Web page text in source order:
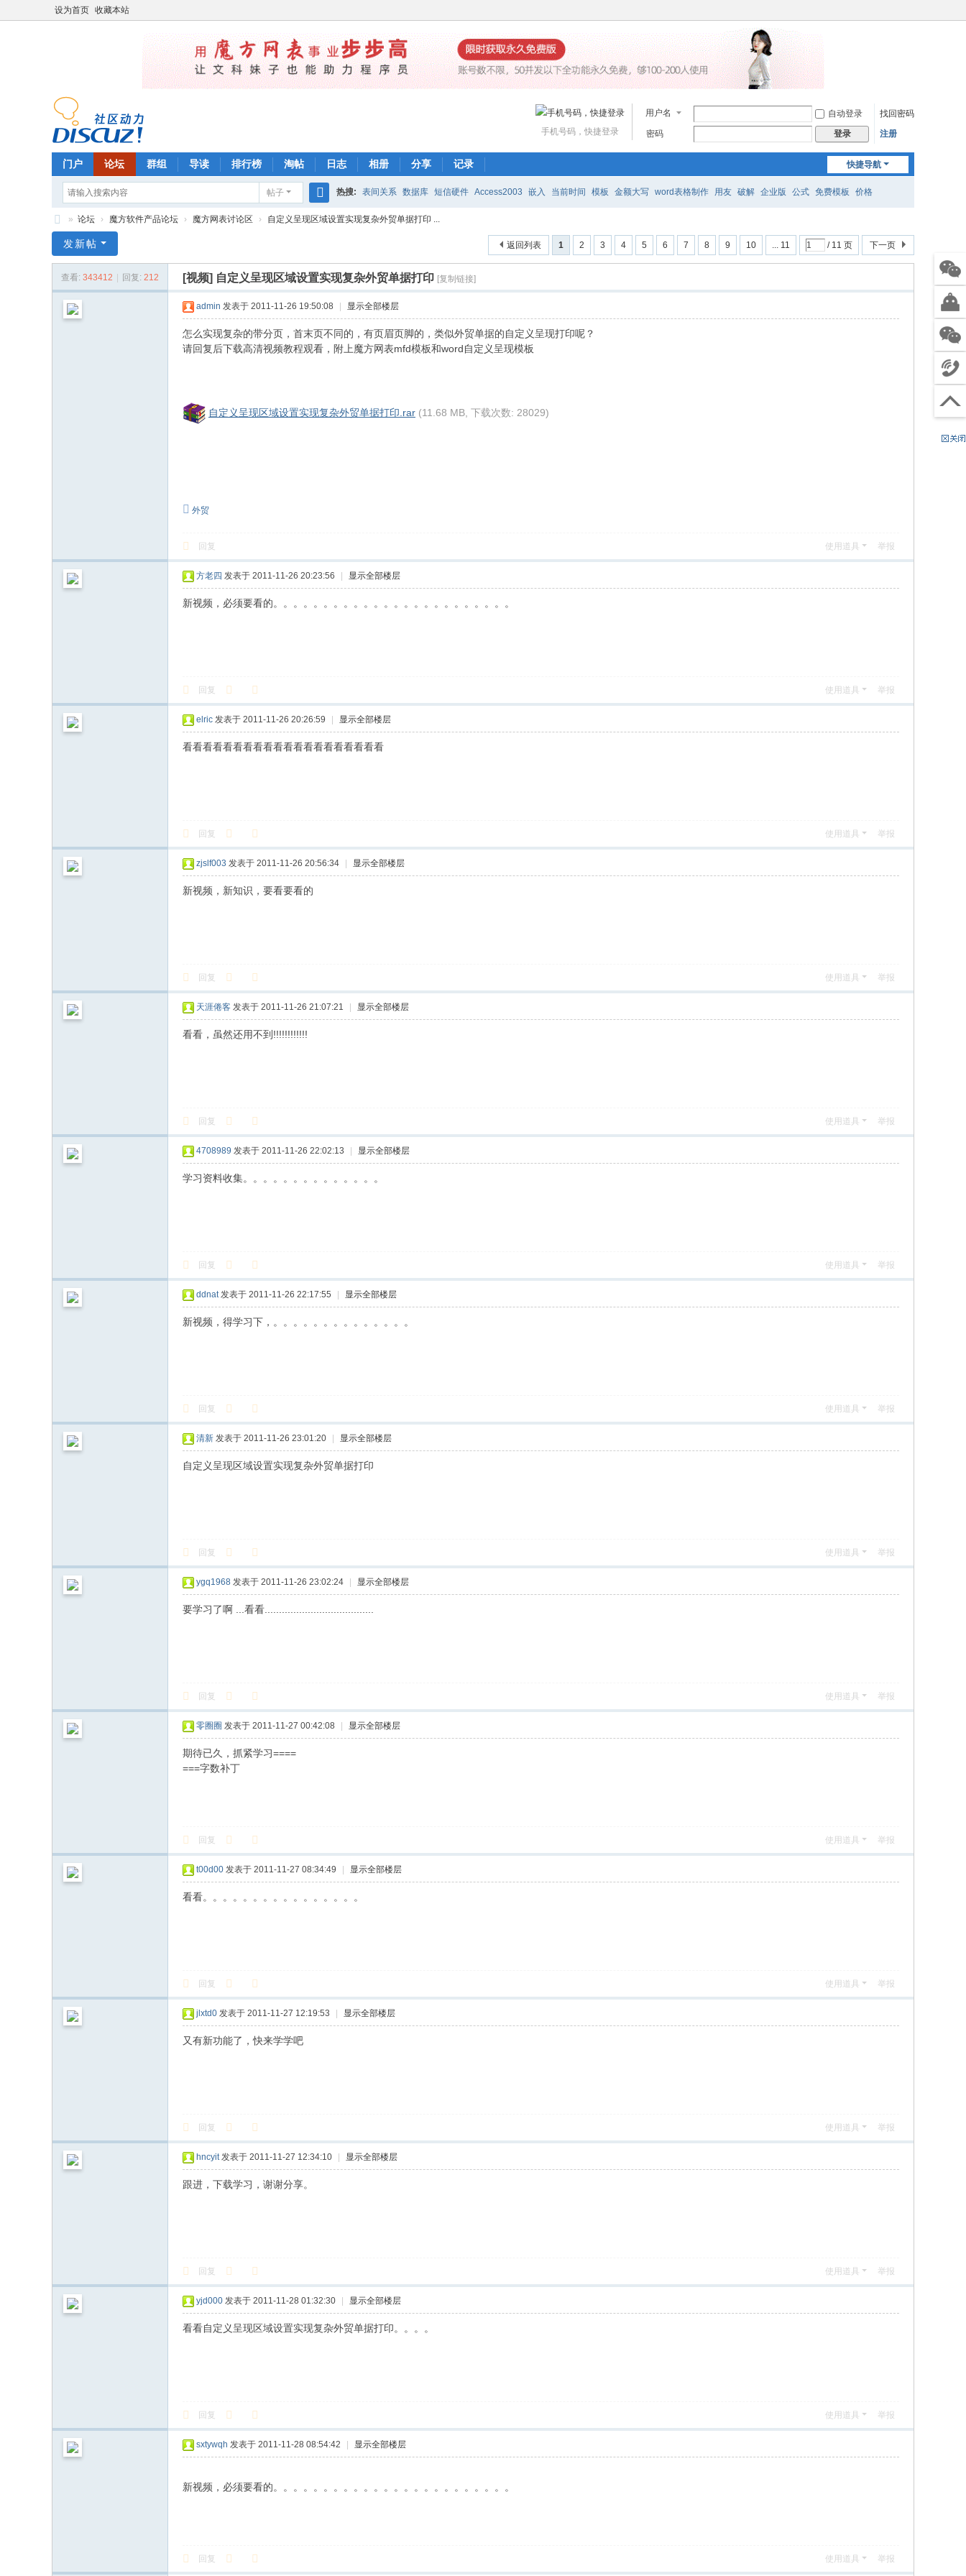
设为首页 收藏本站
用户名 自动登录
找回密码
密码
登录 注册
手机号码，快捷登录
快捷导航
门户 论坛 群组 导读 排行榜 淘帖 日志 相册 分享 记录
帖子
搜
热搜: 表间关系 数据库 短信硬件 Access2003 嵌入 当前时间 模板 金额大写 word表格制作 用友 破解 企业版 公式 免费模板 价格
魔方网表价格 编辑公式 打印
方
管
» 论坛 › 魔方软件产品论坛 › 魔方网表讨论区 › 自定义呈现区域设置实现复杂外贸单据打印 ...
1 2 3 4 5 6 7 8 9 10 ... 11 / 11 页 下一页
返回列表
发新帖
查看: 343412 回复: 212 [视频] 自定义呈现区域设置实现复杂外贸单据打印 [复制链接]
admin 发表于 2011-11-26 19:50:08 显示全部楼层
怎么实现复杂的带分页，首末页不同的，有页眉页脚的，类似外贸单据的自定义呈现打印呢？
请回复后下载高清视频教程观看，附上魔方网表mfd模板和word自定义呈现模板
自定义呈现区域设置实现复杂外贸单据打印.rar (11.68 MB, 下载次数: 28029)
外贸
回复 使用道具 举报
方老四 发表于 2011-11-26 20:23:56 显示全部楼层
新视频，必须要看的。。。。。。。。。。。。。。。。。。。。。。。。
回复 使用道具 举报
elric 发表于 2011-11-26 20:26:59 显示全部楼层
看看看看看看看看看看看看看看看看看看看看
回复 使用道具 举报
zjslf003 发表于 2011-11-26 20:56:34 显示全部楼层
新视频，新知识，要看要看的
回复 使用道具 举报
天涯倦客 发表于 2011-11-26 21:07:21 显示全部楼层
看看，虽然还用不到!!!!!!!!!!!!
回复 使用道具 举报
4708989 发表于 2011-11-26 22:02:13 显示全部楼层
学习资料收集。。。。。。。。。。。。。。
回复 使用道具 举报
ddnat 发表于 2011-11-26 22:17:55 显示全部楼层
新视频，得学习下，。。。。。。。。。。。。。。
回复 使用道具 举报
清新 发表于 2011-11-26 23:01:20 显示全部楼层
自定义呈现区域设置实现复杂外贸单据打印
回复 使用道具 举报
ygq1968 发表于 2011-11-26 23:02:24 显示全部楼层
要学习了啊 ...看看......................................
回复 使用道具 举报
零圈圈 发表于 2011-11-27 00:42:08 显示全部楼层
期待已久，抓紧学习====
===字数补丁
回复 使用道具 举报
t00d00 发表于 2011-11-27 08:34:49 显示全部楼层
看看。。。。。。。。。。。。。。。。
回复 使用道具 举报
jlxtd0 发表于 2011-11-27 12:19:53 显示全部楼层
又有新功能了，快来学学吧
回复 使用道具 举报
hncyit 发表于 2011-11-27 12:34:10 显示全部楼层
跟进，下载学习，谢谢分享。
回复 使用道具 举报
yjd000 发表于 2011-11-28 01:32:30 显示全部楼层
看看自定义呈现区域设置实现复杂外贸单据打印。。。。
回复 使用道具 举报
sxtywqh 发表于 2011-11-28 08:54:42 显示全部楼层
新视频，必须要看的。。。。。。。。。。。。。。。。。。。。。。。。
回复 使用道具 举报
售前
微信
智能
客服
关注
微信
电话
沟通
0
6
工
作
时
（
节回到